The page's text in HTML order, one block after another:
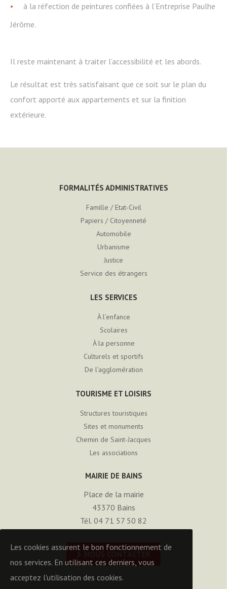
à la réfection de peintures confiées à l’Entreprise Paulhe
Jérôme.
Il reste maintenant à traiter l’accessibilité et les abords.
Le résultat est très satisfaisant que ce soit sur le plan du
confort apporté aux appartements et sur la finition
extérieure.
FORMALITÉS ADMINISTRATIVES
Famille / Etat-Civil
Papiers / Citoyenneté
Automobile
Urbanisme
Justice
Service des étrangers
LES SERVICES
À l’enfance
Scolaires
À la personne
Culturels et sportifs
De l’agglomération
TOURISME ET LOISIRS
Structures touristiques
Sites et monuments
Chemin de Saint-Jacques
Les associations
MAIRIE DE BAINS
Place de la mairie
43370 Bains
Tél. 04 71 57 50 82
Les cookies assurent le bon fonctionnement de
nos services. En utilisant ces derniers, vous
acceptez l'utilisation des cookies.